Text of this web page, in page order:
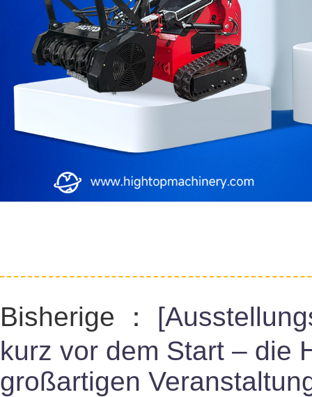
Bisherige ：
kurz vor dem Start – die
großartigen